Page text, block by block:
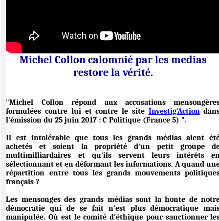
Michel Collon calomnié par les medias
restore la vérité.
"Michel Collon répond aux accusations
formulées contre lui et contre le site Investig'Action
l'émission du 25 juin 2017 : C Politique (France 5) ".
Il est intolérable que tous les grands médias aient
achetés et soient la propriété d'un petit groupe
multimilliardaires et qu'ils servent leurs intérêts
sélectionnant et en déformant les informations. A quand
répartition entre tous les grands mouvements
français ?
Les mensonges des grands médias sont la honte de
démocratie qui de se fait n'est plus démocratique
manipulée. Où est le comité d'éthique pour sanctionner